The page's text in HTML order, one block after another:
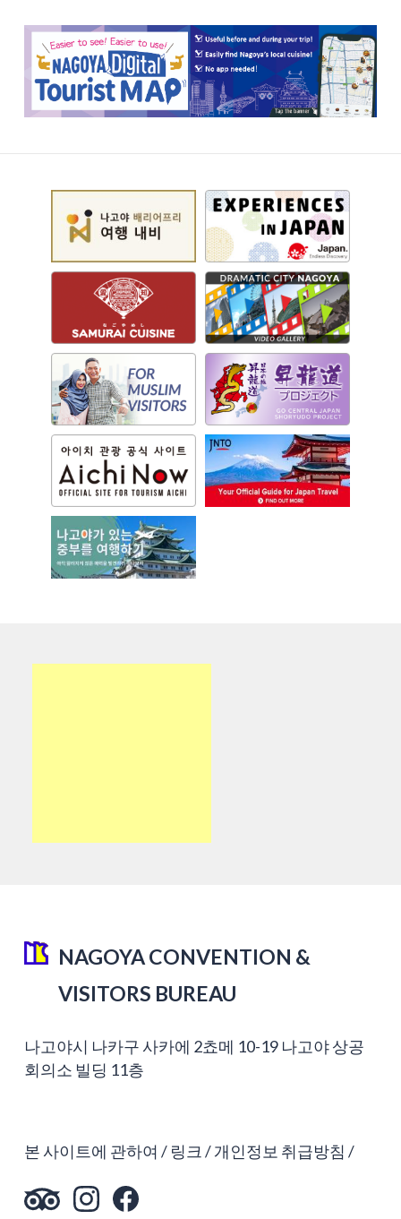
NAGOYA CONVENTION &
VISITORS BUREAU
나고야시 나카구 사카에 2쵸메 10-19 나고야 상공
회의소 빌딩 11층
본 사이트에 관하여 링크 개인정보 취급방침